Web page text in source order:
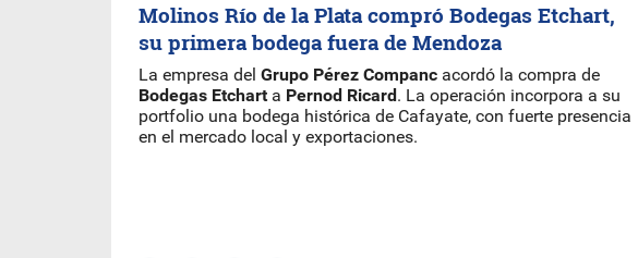
Molinos Río de la Plata compró Bodegas Etchart,
su primera bodega fuera de Mendoza
La empresa del Grupo Pérez Companc acordó la compra de
Bodegas Etchart a Pernod Ricard. La operación incorpora a su
portfolio una bodega histórica de Cafayate, con fuerte presencia
en el mercado local y exportaciones.